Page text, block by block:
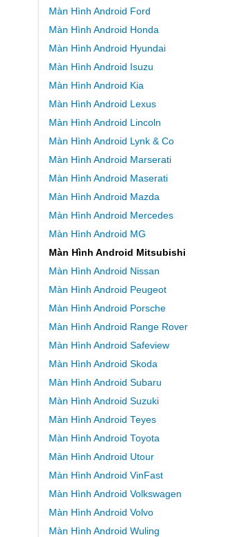
Màn Hình Android Ford
Màn Hình Android Honda
Màn Hình Android Hyundai
Màn Hình Android Isuzu
Màn Hình Android Kia
Màn Hình Android Lexus
Màn Hình Android Lincoln
Màn Hình Android Lynk & Co
Màn Hình Android Marserati
Màn Hình Android Maserati
Màn Hình Android Mazda
Màn Hình Android Mercedes
Màn Hình Android MG
Màn Hình Android Mitsubishi
Màn Hình Android Nissan
Màn Hình Android Peugeot
Màn Hình Android Porsche
Màn Hình Android Range Rover
Màn Hình Android Safeview
Màn Hình Android Skoda
Màn Hình Android Subaru
Màn Hình Android Suzuki
Màn Hình Android Teyes
Màn Hình Android Toyota
Màn Hình Android Utour
Màn Hình Android VinFast
Màn Hình Android Volkswagen
Màn Hình Android Volvo
Màn Hình Android Wuling